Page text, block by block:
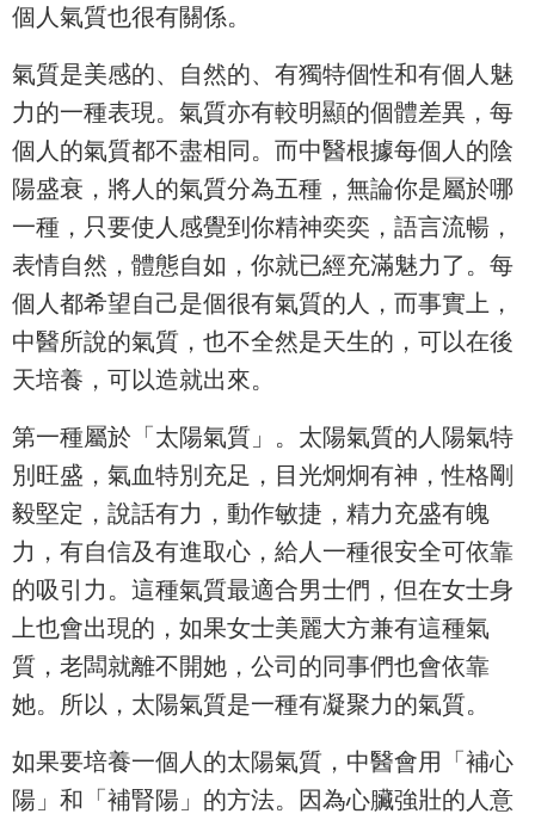
個人氣質也很有關係。
氣質是美感的、自然的、有獨特個性和有個人魅
力的一種表現。氣質亦有較明顯的個體差異，每
個人的氣質都不盡相同。而中醫根據每個人的陰
陽盛衰，將人的氣質分為五種，無論你是屬於哪
一種，只要使人感覺到你精神奕奕，語言流暢，
表情自然，體態自如，你就已經充滿魅力了。每
個人都希望自己是個很有氣質的人，而事實上，
中醫所說的氣質，也不全然是天生的，可以在後
天培養，可以造就出來。
第一種屬於「太陽氣質」。太陽氣質的人陽氣特
別旺盛，氣血特別充足，目光炯炯有神，性格剛
毅堅定，說話有力，動作敏捷，精力充盛有魄
力，有自信及有進取心，給人一種很安全可依靠
的吸引力。這種氣質最適合男士們，但在女士身
上也會出現的，如果女士美麗大方兼有這種氣
質，老闆就離不開她，公司的同事們也會依靠
她。所以，太陽氣質是一種有凝聚力的氣質。
如果要培養一個人的太陽氣質，中醫會用「補心
陽」和「補腎陽」的方法。因為心臟強壯的人意